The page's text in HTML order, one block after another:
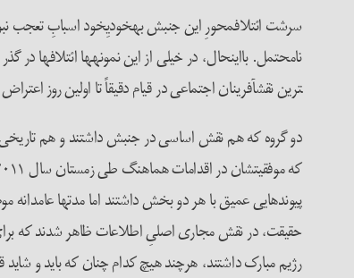
سرشت ائتلاف­محورِ این جنبش به­خودیِ­خود اسبابِ تعجب
ترین نقش­آفرینان اجتماعی در قیام دقیقاً تا اولین روز
دو گروه که هم نقش اساسی در جنبش داشتند و هم تاریخی
پیوندهایی عمیق با هر دو بخش داشتند اما مدت­ها عامدانه
رژیم مبارک داشتند، هرچند هیچ کدام چنان که باید و